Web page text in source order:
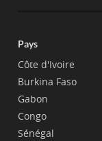
Pays
Côte d'Ivoire
Burkina Faso
Gabon
Congo
Sénégal